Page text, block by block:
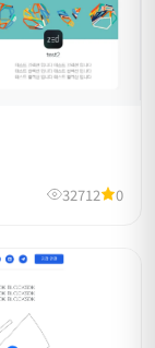
32712 0